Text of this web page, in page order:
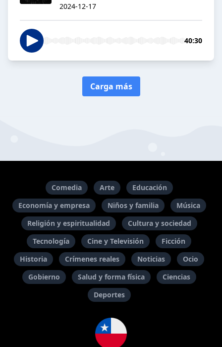
2024-12-17
40:30
Carga más
Comedia Arte
Educación
Economía y empresa
Niños y familia
Música
Religión y espiritualidad
Cultura y sociedad
Tecnología
Cine y Televisión
Ficción
Historia
Crímenes reales Noticias
Ocio
Gobierno
Salud y forma física
Ciencias
Deportes